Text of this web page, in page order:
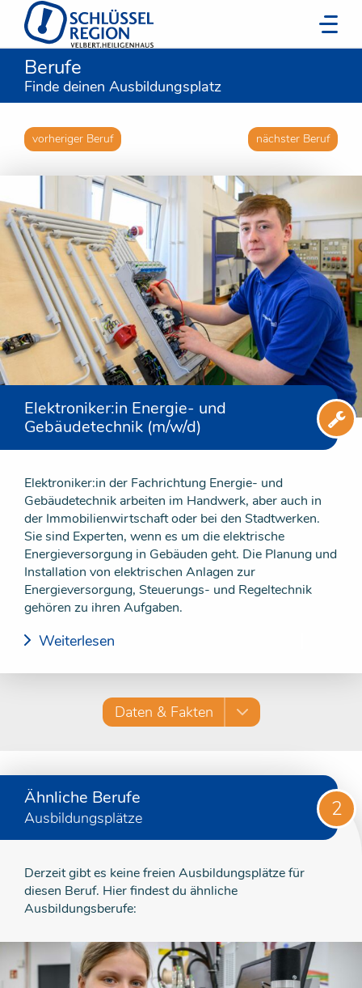
Berufe
Finde deinen Ausbildungsplatz
vorheriger Beruf nächster Beruf
Elektroniker:in Energie- und
Gebäudetechnik (m/w/d)
Elektroniker:in der Fachrichtung Energie- und
Gebäudetechnik arbeiten im Handwerk, aber auch in
der Immobilienwirtschaft oder bei den Stadtwerken.
Sie sind Experten, wenn es um die elektrische
Energieversorgung in Gebäuden geht. Die Planung und
Installation von elektrischen Anlagen zur
Energieversorgung, Steuerungs- und Regeltechnik
gehören zu ihren Aufgaben.
Weiterlesen
Daten & Fakten
Ähnliche Berufe
Ausbildungsplätze 2
Derzeit gibt es keine freien Ausbildungsplätze für
diesen Beruf. Hier findest du ähnliche
Ausbildungsberufe: